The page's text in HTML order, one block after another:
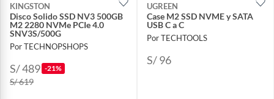
KINGSTON
Disco Solido SSD NV3 500GB
M2 2280 NVMe PCIe 4.0
SNV3S/500G
Por TECHNOPSHOPS
S/ 489 -21%
S/ 619
UGREEN
Case M2 SSD NVME y SATA
USB C a C
Por TECHTOOLS
S/ 96